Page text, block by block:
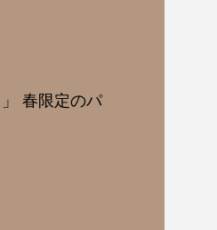
春限定のパ